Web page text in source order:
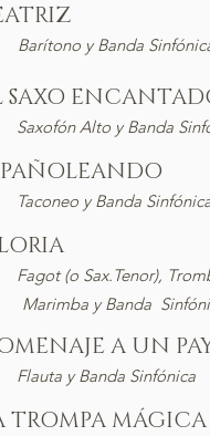
y Banda
SAXO
Saxofón Alto y Banda
Taconeo y Banda
Fagot (o Sax.Tenor),
y Banda
A
Flauta y Banda Sinfónica
TROMPA